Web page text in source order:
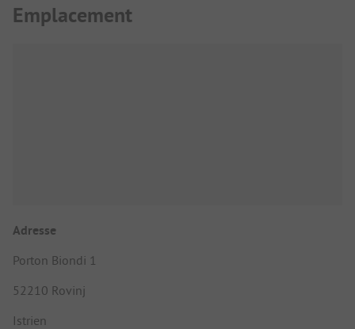
Emplacement
Adresse
Porton Biondi 1
52210 Rovinj
Istrien